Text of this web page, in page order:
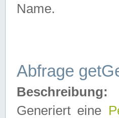
Name.
Abfrage
Beschreibung:
Generiert eine